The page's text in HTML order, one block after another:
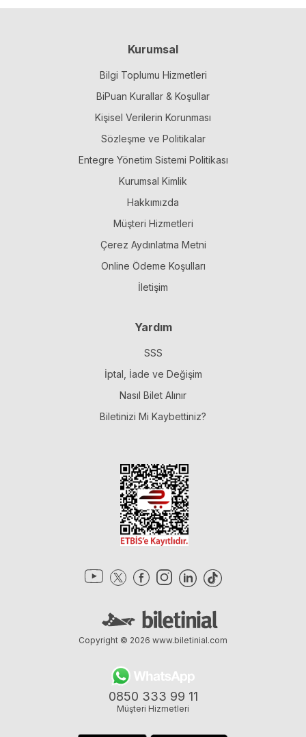
Kurumsal
Bilgi Toplumu Hizmetleri
BiPuan Kurallar & Koşullar
Kişisel Verilerin Korunması
Sözleşme ve Politikalar
Entegre Yönetim Sistemi Politikası
Kurumsal Kimlik
Hakkımızda
Müşteri Hizmetleri
Çerez Aydınlatma Metni
Online Ödeme Koşulları
İletişim
Yardım
SSS
İptal, İade ve Değişim
Nasıl Bilet Alınır
Biletinizi Mi Kaybettiniz?
0850 333 99 11
Müşteri Hizmetleri
Copyright © 2026 www.biletinial.com